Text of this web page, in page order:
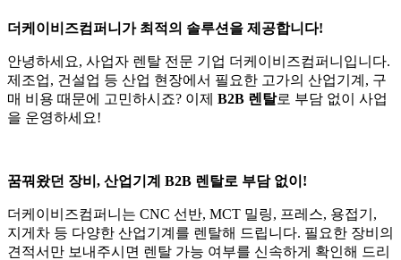
더케이비즈컴퍼니가 최적의 솔루션을 제공합니다!
안녕하세요, 사업자 렌탈 전문 기업 더케이비즈컴퍼니입니다.
제조업, 건설업 등 산업 현장에서 필요한 고가의 산업기계, 구
매 비용 때문에 고민하시죠? 이제 B2B 렌탈로 부담 없이 사업
을 운영하세요!
꿈꿔왔던 장비, 산업기계 B2B 렌탈로 부담 없이!
더케이비즈컴퍼니는 CNC 선반, MCT 밀링, 프레스, 용접기,
지게차 등 다양한 산업기계를 렌탈해 드립니다. 필요한 장비의
견적서만 보내주시면 렌탈 가능 여부를 신속하게 확인해 드리